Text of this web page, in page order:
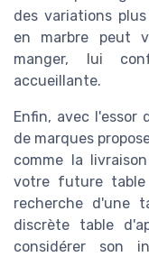
des variations
en marbre peut
manger, lui
accueillante.
Enfin, avec l'essor
de marques
comme la
votre future table
recherche d'une
discrète table
considérer son